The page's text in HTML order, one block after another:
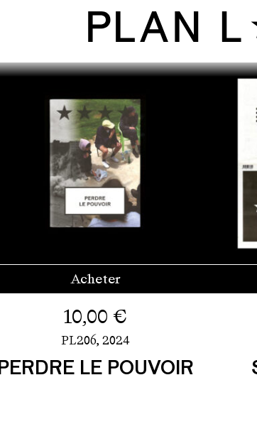
Acheter
10,00 €
PL206, 2024
PERDRE LE POUVOIR